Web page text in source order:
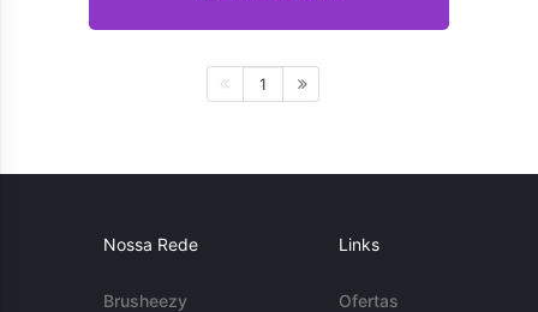
1
Nossa Rede
Brusheezy
Links
Ofertas